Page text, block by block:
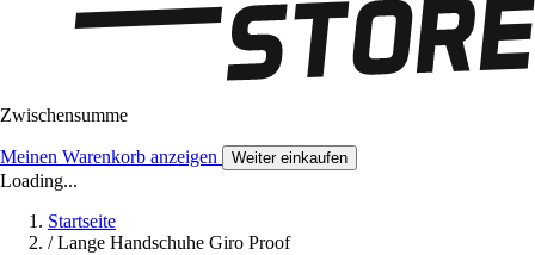
Zwischensumme
Meinen Warenkorb anzeigen Weiter einkaufen
Loading...
Startseite
/ Lange Handschuhe Giro Proof